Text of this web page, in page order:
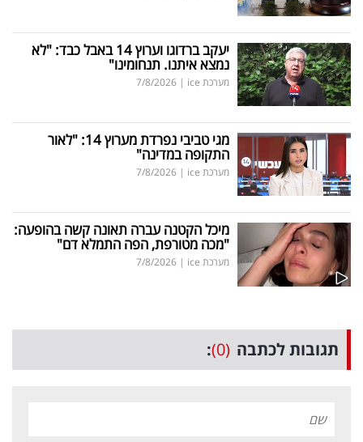
יעקב ברדוגו וערוץ 14 באבל כבד: "לא
נמצא איתנו. תנחומינו"
מערכת ice |
7/8/2026
מגי טביבי נפרדת מערוץ 14: "לאור
התקופה במדינה"
מערכת ice |
7/8/2026
מיכל הקטנה עברה תאונה קשה בהופעה:
"מכה מטורפת, הפה התמלא דם"
מערכת ice |
7/8/2026
תגובות לכתבה (0)
: